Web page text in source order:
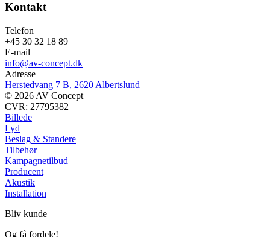
Kontakt
Telefon
+45 30 32 18 89
E-mail
info@av-concept.dk
Adresse
Herstedvang 7 B, 2620 Albertslund
© 2026 AV Concept
CVR: 27795382
Billede
Lyd
Beslag & Standere
Tilbehør
Kampagnetilbud
Producent
Akustik
Installation
Bliv kunde
Og få fordele!